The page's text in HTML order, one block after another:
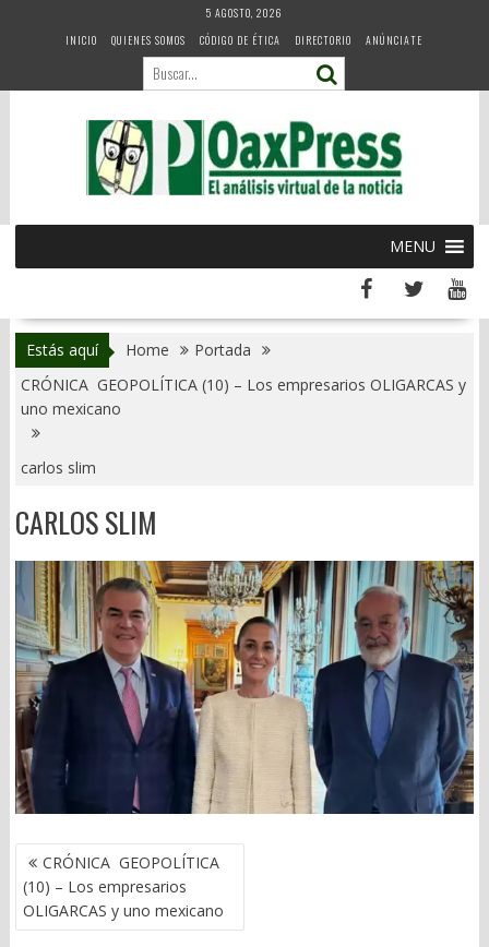
5 AGOSTO, 2026
INICIO
QUIENES SOMOS CÓDIGO DE ÉTICA DIRECTORIO ANÚNCIATE
MENU
Estás aquí Home
Portada
CRÓNICA GEOPOLÍTICA (10) – Los empresarios OLIGARCAS y
uno mexicano
carlos slim
CARLOS SLIM
NAVEGACIÓN
DE
ENTRADAS
CRÓNICA GEOPOLÍTICA
(10) – Los empresarios
OLIGARCAS y uno mexicano